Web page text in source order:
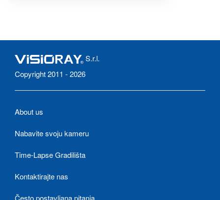
S.r.l.
Copyright 2011 - 2026
About us
Nabavite svoju kameru
Time-Lapse Gradilišta
Kontaktirajte nas
Često postavljana pitanja